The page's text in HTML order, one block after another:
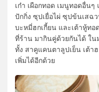
เก๋า เผือกทอด เมนูทอดอื่นๆ
ปักกิ่ง ซุปเยื่อไผ่ ซุปข้นเสฉ
บะหมี่ฮกเกี้ยน และเต้าหู้ทอ
ที่ร้าน มากินคู่ด้วยกันได้ ใน
ทั้ง สาคูแคนตาลูปเย็น เต้า
เพิ่มได้อีกด้วย